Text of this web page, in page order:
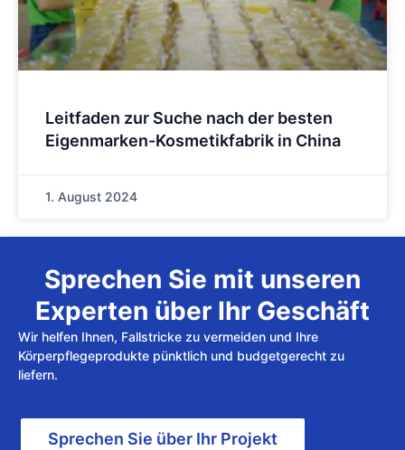
Leitfaden zur Suche nach der besten
Eigenmarken-Kosmetikfabrik in China
1. August 2024
Sprechen Sie mit unseren
Experten über Ihr Geschäft
Wir helfen Ihnen, Fallstricke zu vermeiden und Ihre
Körperpflegeprodukte pünktlich und budgetgerecht zu
liefern.
Sprechen Sie über Ihr Projekt